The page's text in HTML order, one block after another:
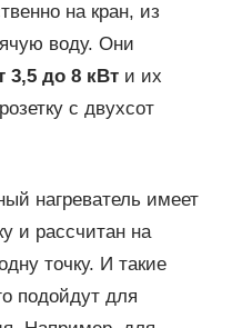
на кран, из
воду. Они
3,5 до 8 кВти их
с двухсот
нагреватель имеет
и рассчитан на
точку. И такие
подойдут для